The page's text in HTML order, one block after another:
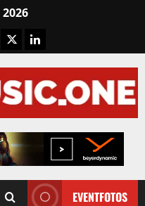
X LinkedIN
EVENTFOTOS